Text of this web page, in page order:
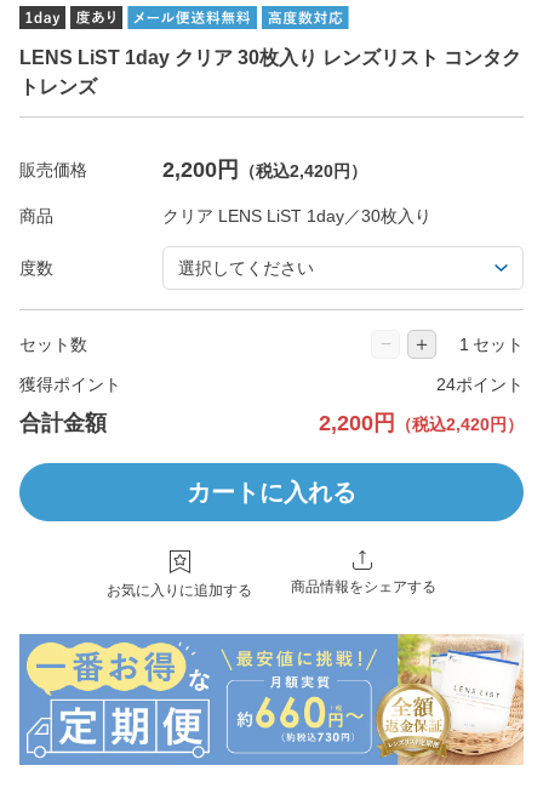
LENS LiST 1day クリア 30枚入り レンズリスト コンタク
トレンズ
販売価格 2,200円 （税込2,420円）
商品
度数
セット数 − ＋ セット
獲得ポイント 24ポイント
合計金額 2,200円 （税込2,420円）
カートに入れる
お気に入りに追加する 商品情報をシェアする